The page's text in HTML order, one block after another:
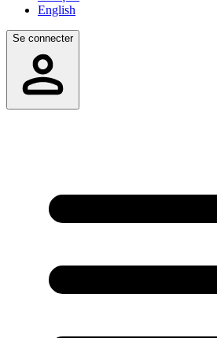
English
Se connecter